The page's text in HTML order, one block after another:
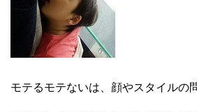
モテるモテないは、顔やスタイルの